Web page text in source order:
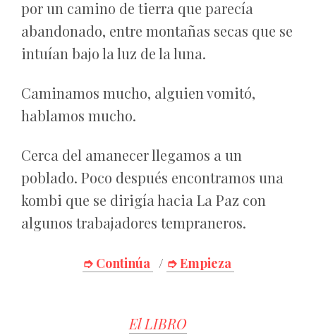
por un camino de tierra que parecía
abandonado, entre montañas secas que se
intuían bajo la luz de la luna.
Caminamos mucho, alguien vomitó,
hablamos mucho.
Cerca del amanecer llegamos a un
poblado. Poco después encontramos una
kombi que se dirigía hacia La Paz con
algunos trabajadores tempraneros.
➮ Continúa / ➮ Empieza
El LIBRO